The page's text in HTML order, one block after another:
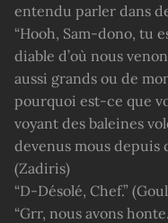
entendu parler dans
“Hooh, Sam-dono, tu
diable d’où nous
aussi grands ou de
pourquoi est-ce que
voyant des baleines
devenus mous depuis
(Zadiris)
“D-Désolé, Chef.”
“Grr, nous avons